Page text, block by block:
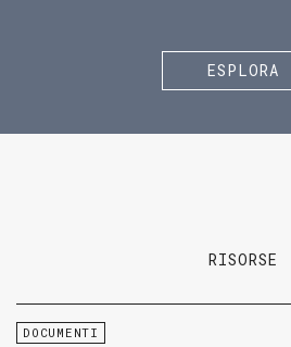
ESPLORA
RISORSE
DOCUMENTI